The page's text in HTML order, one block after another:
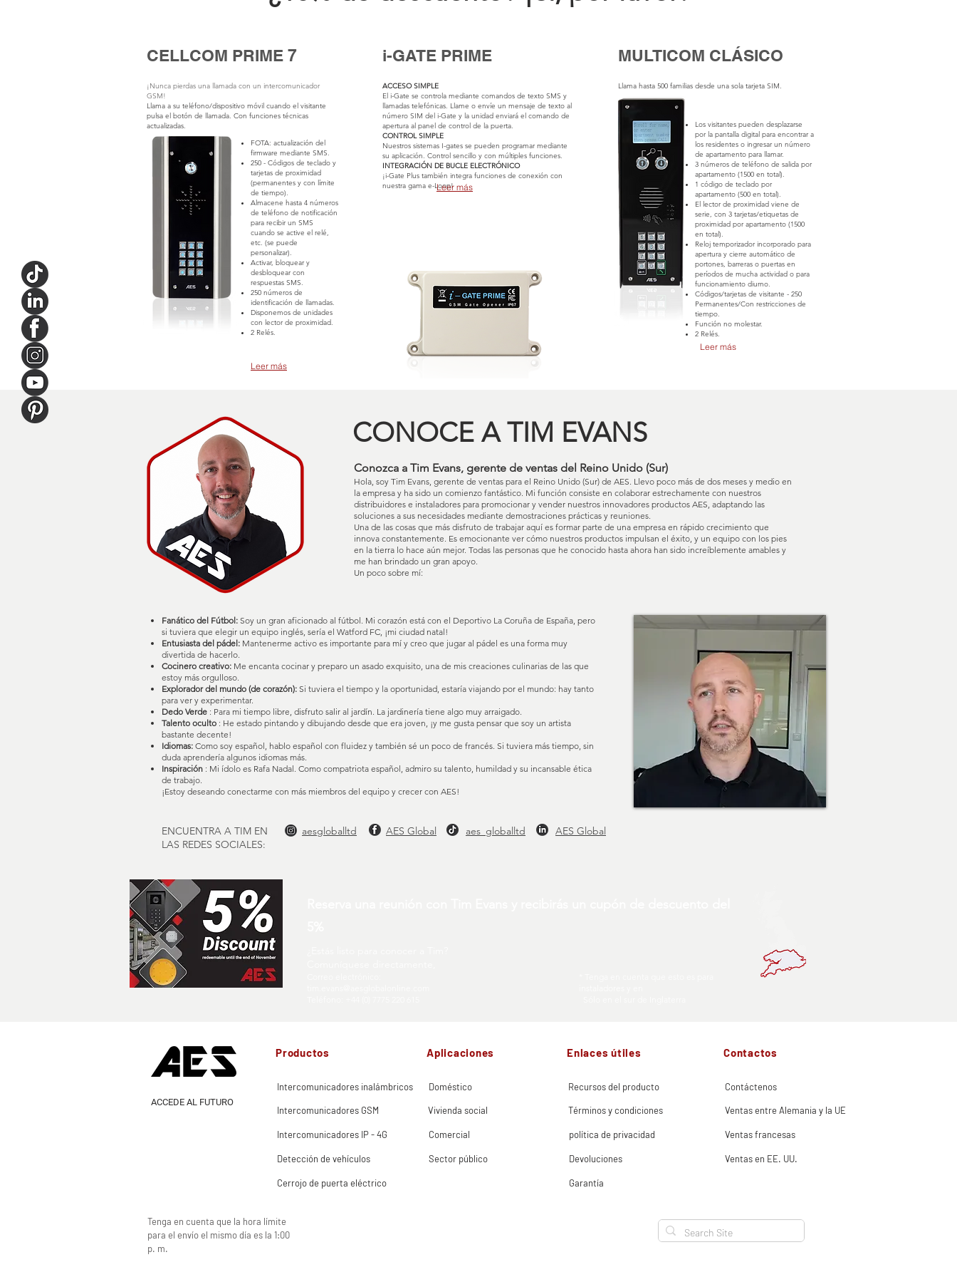
CELLCOM PRIME 7
¡Nunca pierdas una llamada con un intercomunicador
GSM!
Llama a su teléfono/dispositivo móvil cuando el visitante
pulsa el botón de llamada. Con funciones técnicas
actualizadas.
FOTA: actualización del
firmware mediante SMS.
250 - Códigos de teclado y
tarjetas de proximidad
(permanentes y con límite
de tiempo).
Almacene hasta 4 números
de teléfono de notificación
para recibir un SMS
cuando se active el relé,
etc. (se puede
personalizar).
Activar, bloquear y
desbloquear con
respuestas SMS.
250 números de
identificación de llamadas.
Disponemos de unidades
con lector de proximidad.
2 Relés.
Leer más
i-GATE PRIME
ACCESO SIMPLE
El i-Gate se controla mediante comandos de texto SMS y
llamadas telefónicas. Llame o envíe un mensaje de texto al
número SIM del i-Gate y la unidad enviará el comando de
apertura al panel de control de la puerta.
CONTROL SIMPLE
Nuestros sistemas I-gates se pueden programar mediante
su aplicación. Control sencillo y con múltiples funciones.
INTEGRACIÓN DE BUCLE ELECTRÓNICO
¡i-Gate Plus también integra funciones de conexión con
nuestra gama e-Loop!Leer más
MULTICOM CLÁSICO
Llama hasta 500 familias desde una sola tarjeta SIM.
Los visitantes pueden desplazarse
por la pantalla digital para encontrar a
los residentes o ingresar un número
de apartamento para llamar.
3 números de teléfono de salida por
apartamento (1500 en total).
1 código de teclado por
apartamento (500 en total).
El lector de proximidad viene de
serie, con 3 tarjetas/etiquetas de
proximidad por apartamento (1500
en total).
Reloj temporizador incorporado para
apertura y cierre automático de
portones, barreras o puertas en
períodos de mucha actividad o para
funcionamiento diurno.
Códigos/tarjetas de visitante - 250
Permanentes/Con restricciones de
tiempo.
Función no molestar.
2 Relés.
Leer más
CONOCE A TIM EVANS
Conozca a Tim Evans, gerente de ventas del Reino Unido (Sur)
Hola, soy Tim Evans, gerente de ventas para el Reino Unido (Sur) de AES. Llevo poco más de dos meses y medio en
la empresa y ha sido un comienzo fantástico. Mi función consiste en colaborar estrechamente con nuestros
distribuidores e instaladores para promocionar y vender nuestros innovadores productos AES, adaptando las
soluciones a sus necesidades mediante demostraciones prácticas y reuniones.
Una de las cosas que más disfruto de trabajar aquí es formar parte de una empresa en rápido crecimiento que
innova constantemente. Es emocionante ver cómo nuestros productos impulsan el éxito, y un equipo con los pies
en la tierra lo hace aún mejor. Todas las personas que he conocido hasta ahora han sido increíblemente amables y
me han brindado un gran apoyo.
Un poco sobre mí:
Fanático del Fútbol: Soy un gran aficionado al fútbol. Mi corazón está con el Deportivo La Coruña de España, pero
si tuviera que elegir un equipo inglés, sería el Watford FC, ¡mi ciudad natal!
Entusiasta del pádel: Mantenerme activo es importante para mí y creo que jugar al pádel es una forma muy
divertida de hacerlo.
Cocinero creativo: Me encanta cocinar y preparo un asado exquisito, una de mis creaciones culinarias de las que
estoy más orgulloso.
Explorador del mundo (de corazón): Si tuviera el tiempo y la oportunidad, estaría viajando por el mundo: hay tanto
para ver y experimentar.
Dedo Verde : Para mi tiempo libre, disfruto salir al jardín. La jardinería tiene algo muy arraigado.
Talento oculto : He estado pintando y dibujando desde que era joven, ¡y me gusta pensar que soy un artista
bastante decente!
Idiomas: Como soy español, hablo español con fluidez y también sé un poco de francés. Si tuviera más tiempo, sin
duda aprendería algunos idiomas más.
Inspiración : Mi ídolo es Rafa Nadal. Como compatriota español, admiro su talento, humildad y su incansable ética
de trabajo.
¡Estoy deseando conectarme con más miembros del equipo y crecer con AES!
ENCUENTRA A TIM EN
LAS REDES SOCIALES:
aesgloballtd AES Global aes_globalltd AES Global
Productos
Intercomunicadores inalámbricos
ACCEDE AL FUTURO
Intercomunicadores GSM
Intercomunicadores IP - 4G
Detección de vehículos
Cerrojo de puerta eléctrico
Tenga en cuenta que la hora límite
para el envío el mismo día es la 1:00
p. m.
Aplicaciones
Doméstico
Vivienda social
Comercial
Sector público
Enlaces útiles
Recursos del producto
Términos y condiciones
política de privacidad
Devoluciones
Contactos
Contáctenos
Ventas entre Alemania y la UE
Ventas francesas
Ventas en EE. UU.
Garantía